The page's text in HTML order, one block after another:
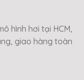
hình hơi tại HCM,
giao hàng toàn